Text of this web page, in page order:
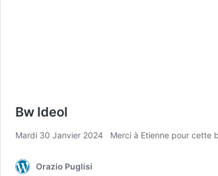
Bw Ideol
Mardi 30 Janvier 2024 Merci à Etienne pour cette
Orazio Puglisi